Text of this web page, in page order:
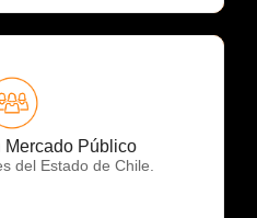
Mercado Público
del Estado de Chile.